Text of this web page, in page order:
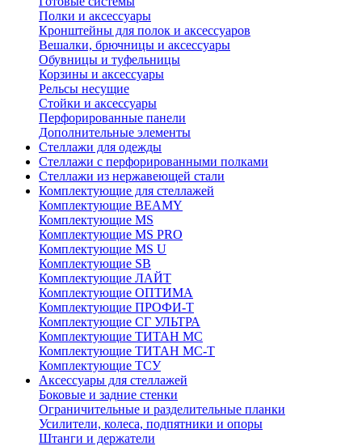
Полки и аксессуары
Кронштейны для полок и аксессуаров
Вешалки, брючницы и аксессуары
Обувницы и туфельницы
Корзины и аксессуары
Рельсы несущие
Стойки и аксессуары
Перфорированные панели
Дополнительные элементы
Стеллажи для одежды
Стеллажи с перфорированными полками
Стеллажи из нержавеющей стали
Комплектующие для стеллажей
Комплектующие BEAMY
Комплектующие MS
Комплектующие MS PRO
Комплектующие MS U
Комплектующие SB
Комплектующие ЛАЙТ
Комплектующие ОПТИМА
Комплектующие ПРОФИ-Т
Комплектующие СГ УЛЬТРА
Комплектующие ТИТАН МС
Комплектующие ТИТАН МС-Т
Комплектующие ТСУ
Аксессуары для стеллажей
Боковые и задние стенки
Ограничительные и разделительные планки
Усилители, колеса, подпятники и опоры
Штанги и держатели